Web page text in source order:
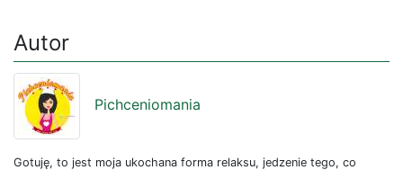
Autor
Pichceniomania
Gotuję, to jest moja ukochana forma relaksu, jedzenie tego, co